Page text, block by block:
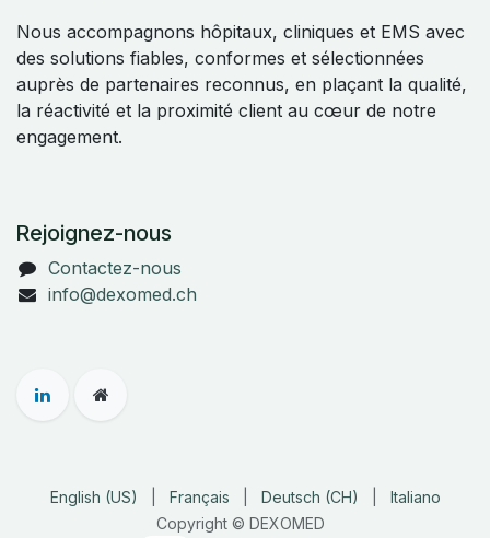
Nous accompagnons hôpitaux, cliniques et EMS avec
des solutions fiables, conformes et sélectionnées
auprès de partenaires reconnus, en plaçant la qualité,
la réactivité et la proximité client au cœur de notre
engagement.
Rejoignez-nous
Contactez-nous
info@dexomed.ch
Copyright © DEXOMED
English (US) Français Deutsch (CH) Italiano